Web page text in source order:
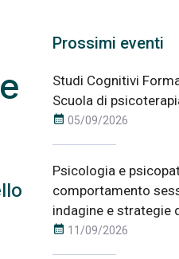
Prossimi eventi
Studi Cognitivi
Scuola di
calendar_month 05/09/2026
Psicologia e
comportamento
indagine e strategie
calendar_month 11/09/2026